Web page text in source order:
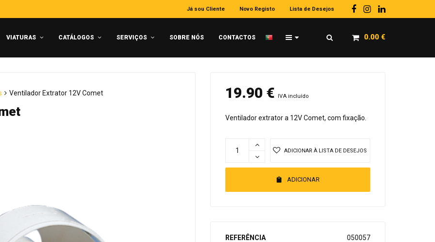
Já sou Cliente Novo Registo Lista de Desejos
VIATURAS CATÁLOGOS SERVIÇOS SOBRE NÓS CONTACTOS 0.00 €
Ventilador Extrator 12V Comet 19.90 € IVA incluído
Ventilador extrator a 12V Comet, com fixação.
ADICIONAR
ADICIONAR À LISTA DE DESEJOS
REFERÊNCIA 050057